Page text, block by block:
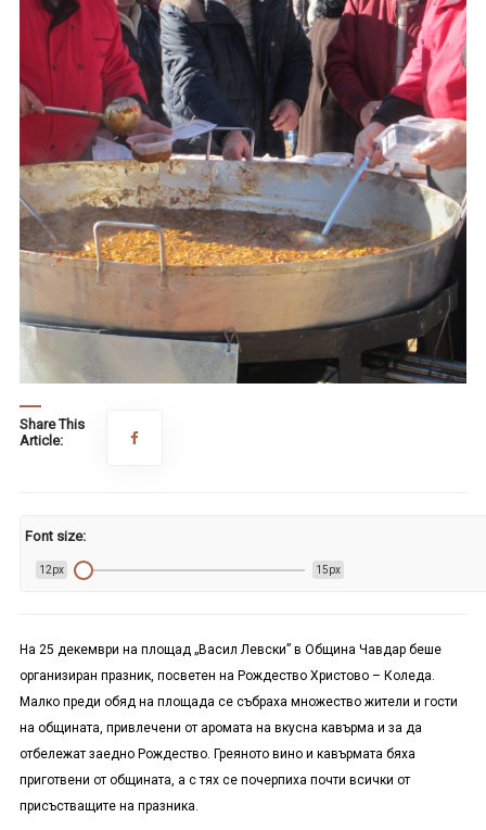
Share This
Article:
Font size:
12px 15px
На 25 декември на площад „Васил Левски” в Община Чавдар беше
организиран празник, посветен на Рождество Христово – Коледа.
Малко преди обяд на площада се събраха множество жители и гости
на общината, привлечени от аромата на вкусна кавърма и за да
отбележат заедно Рождество. Греяното вино и кавърмата бяха
приготвени от общината, а с тях се почерпиха почти всички от
присъстващите на празника.